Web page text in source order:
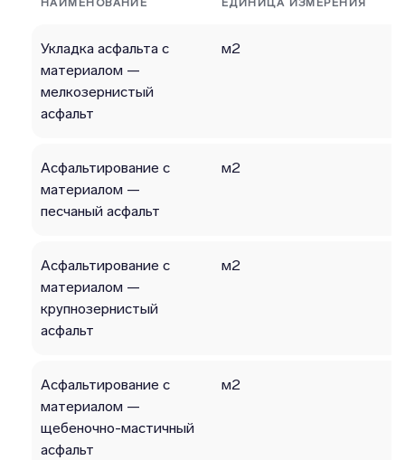
НАИМЕНОВАНИЕ ЕДИНИЦА ИЗМЕРЕНИЯ
Укладка асфальта с
материалом —
мелкозернистый
асфальт
м2
Асфальтирование с
материалом —
песчаный асфальт
м2
Асфальтирование с
материалом —
крупнозернистый
асфальт
м2
Асфальтирование с
материалом —
щебеночно-мастичный
асфальт
м2